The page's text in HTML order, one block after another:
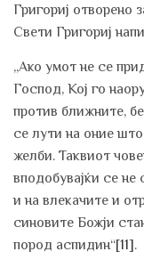
Григориј отворено
Свети Григориј
„Ако умот не се
Господ, Кој го
против ближните,
се лути на оние
желби. Таквиот
вподобувајќи се
и на влекачите и
синовите Божји
пород аспидин“[11].